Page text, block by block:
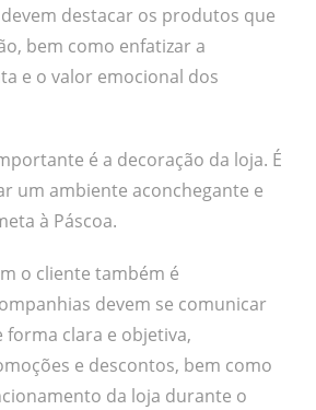
destacar os produtos que
bem como enfatizar a
e o valor emocional dos
é a decoração da loja. É
um ambiente aconchegante e
à Páscoa.
o cliente também é
devem se comunicar
forma clara e objetiva,
e descontos, bem como
da loja durante o